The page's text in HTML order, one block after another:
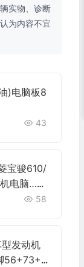
实物、诊断
为内容不宜
)电脑板8
43
宝骏610/
电脑…端
58
发动机
56+73+5